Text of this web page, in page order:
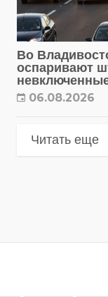
Во
оспаривают
06.08.2026
Читать еще